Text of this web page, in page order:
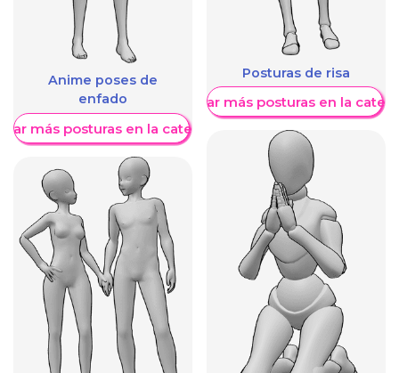
Anime poses de
enfado
más posturas en la categoría
Posturas de risa
Mostrar más posturas en la